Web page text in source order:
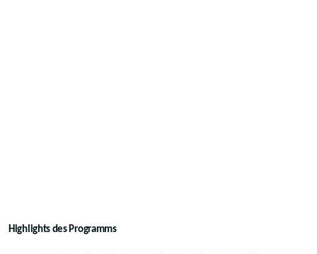
Highlights des Programms